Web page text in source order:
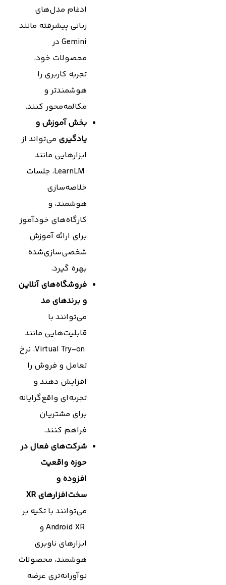
ادغام مدل‌های
زبانی پیشرفته مانند
Gemini در
محصولات خود،
تجربه کاربری را
هوشمندتر و
مکالمه‌محور کنند.
بخش آموزش و
یادگیری می‌تواند از
ابزارهایی مانند
LearnLM، جلسات
خلاصه‌سازی
هوشمند، و
کارگاه‌های خودآموز
برای ارائه آموزش
شخصی‌سازی‌شده
بهره گیرد.
فروشگاه‌های آنلاین
و برندهای مد
می‌توانند با
قابلیت‌هایی مانند
Virtual Try-on، نرخ
تعامل و فروش را
افزایش دهند و
تجربه‌ای واقع‌گرایانه
برای مشتریان
فراهم کنند.
شرکت‌های فعال در
حوزه واقعیت
افزوده و
سخت‌افزارهای
می‌توانند با تکیه بر
Android XR و
ابزارهای ناوبری
هوشمند، محصولات
نوآورانه‌تری عرضه